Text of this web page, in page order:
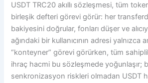
USDT TRC20 akıllı sözleşmesi, tüm
birleşik defteri görevi görür: her
bakiyesini doğrular, fonları düşer ve
ağındaki bir kullanıcının adresi yalnızca
“konteyner” görevi görürken, tüm
ihraç hacmi bu sözleşmede yoğunlaşır;
senkronizasyon riskleri olmadan USDT